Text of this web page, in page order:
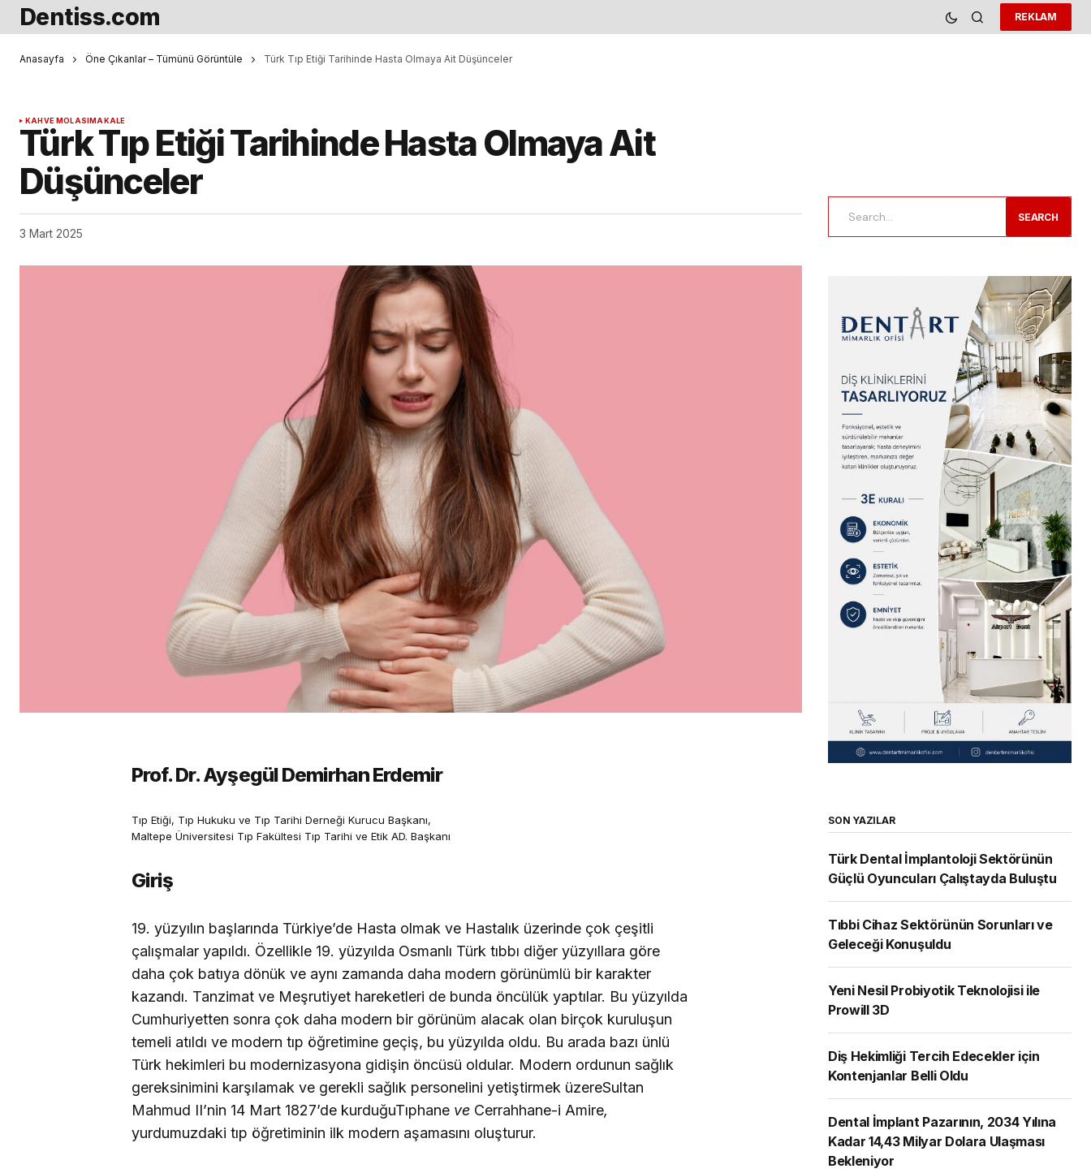
Dentiss.com REKLAM
Anasayfa Öne Çıkanlar – Tümünü Görüntüle Türk Tıp Etiği Tarihinde Hasta Olmaya Ait Düşünceler
KAHVE MOLASIMAKALE
Türk Tıp Etiği Tarihinde Hasta Olmaya Ait
Düşünceler
3 Mart 2025
Prof. Dr. Ayşegül Demirhan Erdemir
Tıp Etiği, Tıp Hukuku ve Tıp Tarihi Derneği Kurucu Başkanı,
Maltepe Üniversitesi Tıp Fakültesi Tıp Tarihi ve Etik AD. Başkanı
Giriş
19. yüzyılın başlarında Türkiye’de Hasta olmak ve Hastalık üzerinde çok çeşitli
çalışmalar yapıldı. Özellikle 19. yüzyılda Osmanlı Türk tıbbı diğer yüzyıllara göre
daha çok batıya dönük ve aynı zamanda daha modern görünümlü bir karakter
kazandı. Tanzimat ve Meşrutiyet hareketleri de bunda öncülük yaptılar. Bu yüzyılda
Cumhuriyetten sonra çok daha modern bir görünüm alacak olan birçok kuruluşun
temeli atıldı ve modern tıp öğretimine geçiş, bu yüzyılda oldu. Bu arada bazı ünlü
Türk hekimleri bu modernizasyona gidişin öncüsü oldular. Modern ordunun sağlık
gereksinimini karşılamak ve gerekli sağlık personelini yetiştirmek üzereSultan
Mahmud II’nin 14 Mart 1827’de kurduğuTıphane ve Cerrahhane-i Amire,
yurdumuzdaki tıp öğretiminin ilk modern aşamasını oluşturur.
SEARCH
SON YAZILAR
Türk Dental İmplantoloji Sektörünün
Güçlü Oyuncuları Çalıştayda Buluştu
Tıbbi Cihaz Sektörünün Sorunları ve
Geleceği Konuşuldu
Yeni Nesil Probiyotik Teknolojisi ile
Prowill 3D
Diş Hekimliği Tercih Edecekler için
Kontenjanlar Belli Oldu
Dental İmplant Pazarının, 2034 Yılına
Kadar 14,43 Milyar Dolara Ulaşması
Bekleniyor